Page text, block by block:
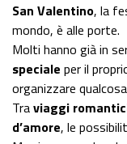
San Valentino, la
mondo, è alle porte.
Molti hanno già in
speciale per il
organizzare
Traviaggi
d’amore, le